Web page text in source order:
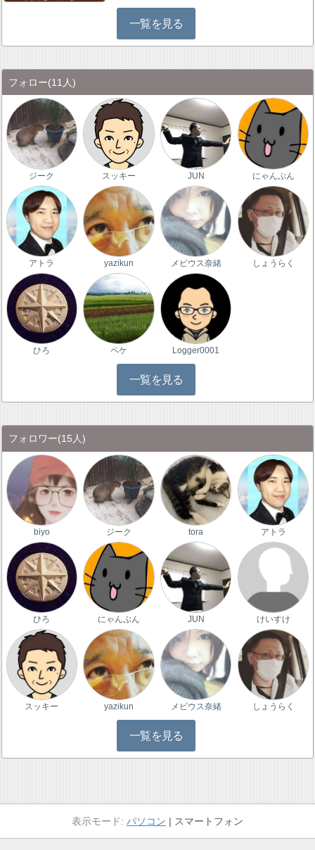
一覧を見る
フォロー(11人)
ジーク スッキー JUN にゃんぷん
アトラ yazikun メビウス奈緒 しょうらく
ひろ ペケ Logger0001
一覧を見る
フォロワー(15人)
biyo ジーク tora アトラ
ひろ にゃんぷん JUN けいすけ
スッキー yazikun メビウス奈緒 しょうらく
一覧を見る
パソコン スマートフォン